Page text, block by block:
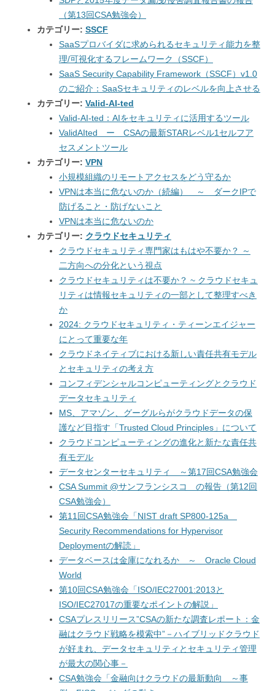
（第13回CSA勉強会）
カテゴリー: SSCF
SaaSプロバイダに求められるセキュリティ能力を整
理/可視化するフレームワーク（SSCF）
SaaS Security Capability Framework（SSCF）v1.0
のご紹介：SaaSセキュリティのレベルを向上させる
カテゴリー: Valid-AI-ted
Valid-AI-ted：AIをセキュリティに活用するツール
ValidAIted ー CSAの最新STARレベル1セルフア
セスメントツール
カテゴリー: VPN
小規模組織のリモートアクセスをどう守るか
VPNは本当に危ないのか（続編） ～ ダークIPで
防げること・防げないこと
VPNは本当に危ないのか
カテゴリー: クラウドセキュリティ
クラウドセキュリティ専門家はもはや不要か？ ～
二方向への分化という視点
クラウドセキュリティは不要か？ ~ クラウドセキュ
リティは情報セキュリティの一部として整理すべき
か
2024: クラウドセキュリティ・ティーンエイジャー
にとって重要な年
クラウドネイティブにおける新しい責任共有モデル
とセキュリティの考え方
コンフィデンシャルコンピューティングとクラウド
データセキュリティ
MS、アマゾン、グーグルらがクラウドデータの保
護など目指す「Trusted Cloud Principles」について
クラウドコンピューティングの進化と新たな責任共
有モデル
データセンターセキュリティ ～第17回CSA勉強会
CSA Summit @サンフランシスコ の報告（第12回
CSA勉強会）
第11回CSA勉強会「NIST draft SP800-125a
Security Recommendations for Hypervisor
Deploymentの解読」
データベースは金庫になれるか ～ Oracle Cloud
World
第10回CSA勉強会「ISO/IEC27001:2013と
ISO/IEC27017の重要なポイントの解説」
CSAプレスリリース”CSAの新たな調査レポート：金
融はクラウド戦略を模索中”－ハイブリッドクラウド
が好まれ、データセキュリティとセキュリティ管理
が最大の関心事－
CSA勉強会「金融向けクラウドの最新動向 ～事